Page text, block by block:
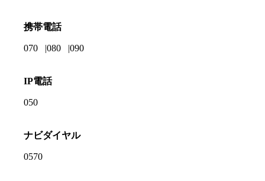
携帯電話
070 080 090
IP電話
050
ナビダイヤル
0570